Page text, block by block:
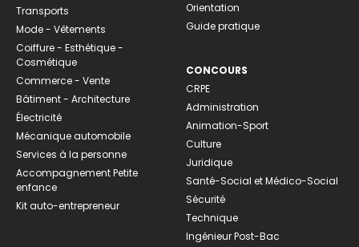
Transports
Mode - Vêtements
Coiffure - Esthétique -
Cosmétique
Commerce - Vente
Bâtiment - Architecture
Électricité
Mécanique automobile
Services à la personne
Accompagnement Petite
enfance
Kit auto-entrepreneur
Orientation
Guide pratique
CONCOURS
CRPE
Administration
Animation-Sport
Culture
Juridique
Santé-Social et Médico-Social
Sécurité
Technique
Ingénieur Post-Bac